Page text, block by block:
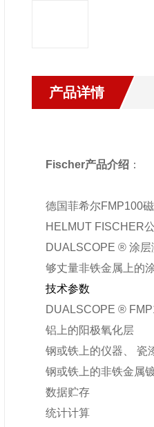
产品详情
Fischer产品介绍 ：
德国菲希尔FMP100
HELMUT FISCHER
DUALSCOPE ® 涂
够丈量非铁金属上的
技术参数
DUALSCOPE ®
铝上的阳极氧化层
钢或铁上的仪器、 瓷
钢或铁上的非铁金属
数据贮存
统计计算